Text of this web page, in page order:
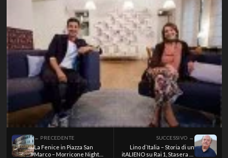
← PRECEDENTE
La Fenice in Piazza San
Marco – Morricone Night
SUCCESSIVO →
Lino d`Italia – Storia di un
itALIENO su Rai 1, Stasera in